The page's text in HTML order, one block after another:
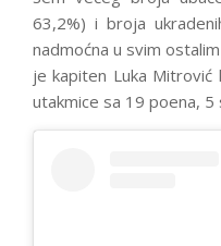
63,2%) i broja
nadmoćna u svim
je kapiten Luka
utakmice sa 19 poena, 5